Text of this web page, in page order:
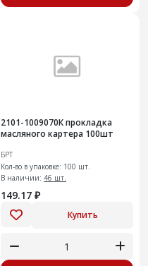
2101-1009070К прокладка
масляного картера 100шт
БРТ
Кол-во в упаковке: 100 шт.
В наличии: 46 шт.
149.17 ₽
Купить